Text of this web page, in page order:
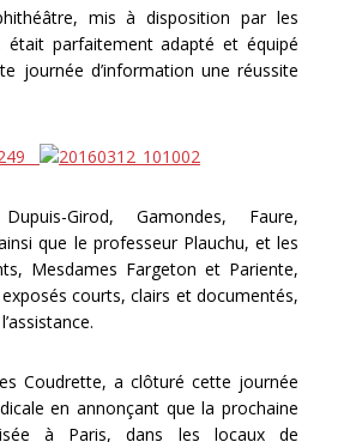
mis à disposition par les
était parfaitement adapté et équipé
journée d’information une réussite
Girod, Gamondes, Faure,
que le professeur Plauchu, et les
Mesdames Fargeton et Pariente,
courts, clairs et documentés,
Coudrette, a clôturé cette journée
en annonçant que la prochaine
à Paris, dans les locaux de